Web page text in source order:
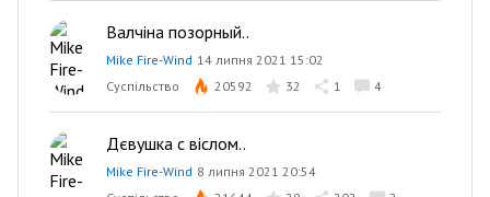
Валчіна позорный..
Mike Fire-Wind 14 липня 2021 15:02
Суспільство
20592 32 1 4
Дєвушка с віслом..
Mike Fire-Wind 8 липня 2021 20:54